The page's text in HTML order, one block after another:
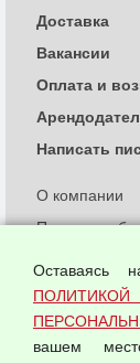
О компании
Политика
Согласием
Оферта
Публичная
Доставка
Вакансии
Оплата и
Написать
Оставаясь
ПОЛИТИКОЙ
вашем